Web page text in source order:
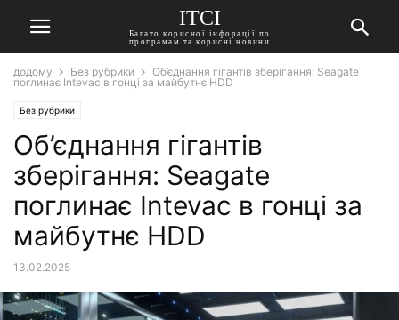
ITCI
Багато корисної інфорації по
програмам та корисні новини
додому Без рубрики
Об’єднання гігантів зберігання: Seagate
поглинає Intevac в гонці за майбутнє HDD
Без рубрики
Об’єднання гігантів
зберігання: Seagate
поглинає Intevac в гонці за
майбутнє HDD
13.02.2025